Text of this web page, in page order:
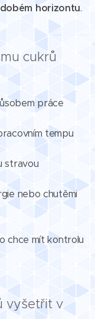
horizontu.
cukrů
práce
tempu
stravou
nebo chutěmi
chce mít kontrolu
vyšetřit v